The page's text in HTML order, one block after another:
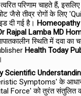
परिणाम चाहते हैं,
जैसे तीव्र रोगों के लिए
दी गई है।
Rajpal Lamba MD
स्थिति में दवा
Health Today
Scientific
Symptoms' के आधार
Force' को तुरंत संतुलित